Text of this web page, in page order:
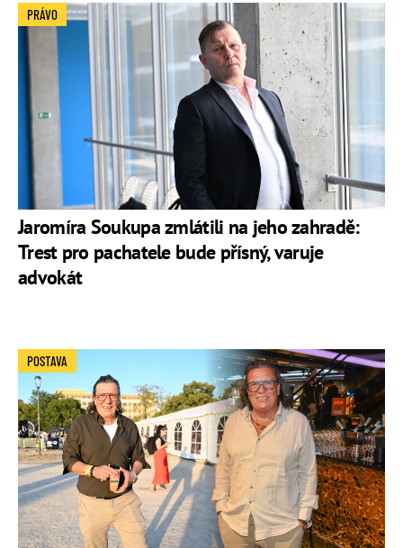
Jaromíra Soukupa zmlátili na jeho zahradě:
Trest pro pachatele bude přísný, varuje
advokát
PRÁVO
POSTAVA